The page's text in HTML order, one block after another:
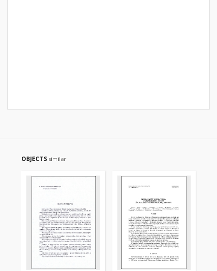
OBJECTS similar